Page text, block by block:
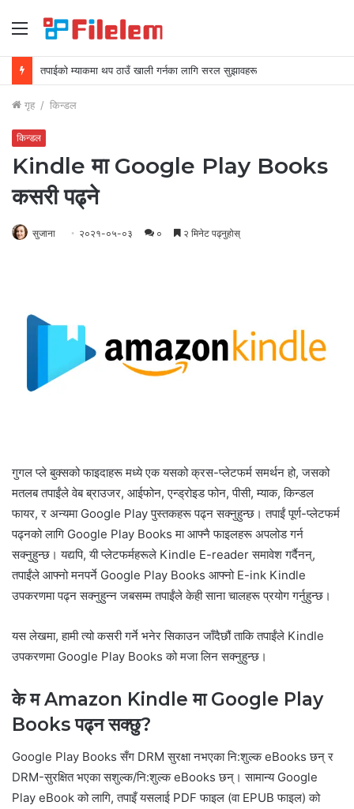
म्याकमा स्क्रिनसटहरू कसरी मेटाउने
गृह / किन्डल
किन्डल
Kindle मा Google Play Books
कसरी पढ्ने
सुजाना २०२१-०५-०३ ० २ मिनेट पढ्नुहोस्
गुगल प्ले बुक्सको फाइदाहरू मध्ये एक यसको क्रस-प्लेटफर्म समर्थन हो, जसको
मतलब तपाईंले वेब ब्राउजर, आईफोन, एन्ड्रोइड फोन, पीसी, म्याक, किन्डल
फायर, र अन्यमा Google Play पुस्तकहरू पढ्न सक्नुहुन्छ। तपाईं पूर्ण-प्लेटफर्म
पढ्नको लागि Google Play Books मा आफ्नै फाइलहरू अपलोड गर्न
सक्नुहुन्छ। यद्यपि, यी प्लेटफर्महरूले Kindle E-reader समावेश गर्दैनन्,
तपाईंले आफ्नो मनपर्ने Google Play Books आफ्नो E-ink Kindle
उपकरणमा पढ्न सक्नुहुन्न जबसम्म तपाईंले केही साना चालहरू प्रयोग गर्नुहुन्छ।
यस लेखमा, हामी त्यो कसरी गर्ने भनेर सिकाउन जाँदैछौं ताकि तपाईंले Kindle
उपकरणमा Google Play Books को मजा लिन सक्नुहुन्छ।
के म Amazon Kindle मा Google Play
Books पढ्न सक्छु?
Google Play Books सँग DRM सुरक्षा नभएका नि:शुल्क eBooks छन् र
DRM-सुरक्षित भएका सशुल्क/नि:शुल्क eBooks छन्। सामान्य Google
Play eBook को लागि, तपाइँ यसलाई PDF फाइल (वा EPUB फाइल) को